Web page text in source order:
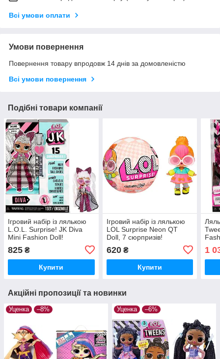
Всі умови оплати
Умови повернення
Повернення товару впродовж 14 днів за домовленістю
Всі умови повернення
Подібні товари компанії
Ігровий набір із лялькою
L.O.L. Surprise! JK Diva
Mini Fashion Doll!
825 ₴
Купити
Ігровий набір із лялькою
LOL Surprise Neon QT
Doll, 7 сюрпризів!
620₴
Купити
1
Акційні пропозиції та новинки
Уценка –8% Уценка –6%